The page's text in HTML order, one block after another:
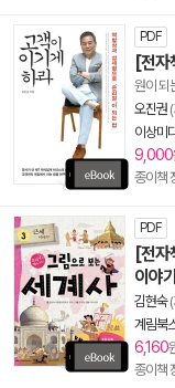
PDF
[전자
원이 되
오진권
이상미
9,000
종이책
PDF
[전자
이야기
김현숙(
계림북
6,160
종이책